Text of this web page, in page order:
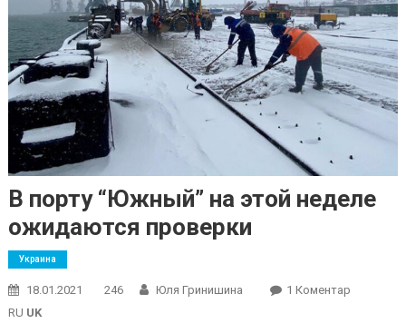
В порту “Южный” на этой неделе
ожидаются проверки
Украина
18.01.2021 246 Юля Гринишина 1 КоментарДо
RU UK